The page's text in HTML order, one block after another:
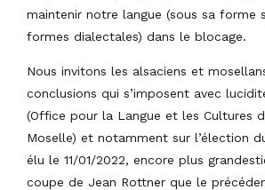
maintenir notre langue (sous sa forme
formes dialectales) dans le blocage.
Nous invitons les alsaciens et
conclusions qui s’imposent avec
(Office pour la Langue et les Cultures
Moselle) et notamment sur l’élection
élu le 11/01/2022, encore plus
coupe de Jean Rottner que le